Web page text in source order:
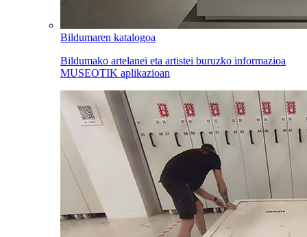
Bildumaren katalogoa
Bildumako artelanei eta artistei buruzko informazioa
MUSEOTIK aplikazioan